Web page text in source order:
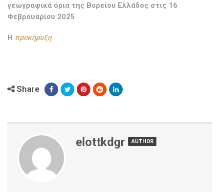
γεωγραφικά όρια της Βορείου Ελλάδος στις 16
Φεβρουαρίου 2025
H προκήρυξη
Share
elottkdgr AUTHOR